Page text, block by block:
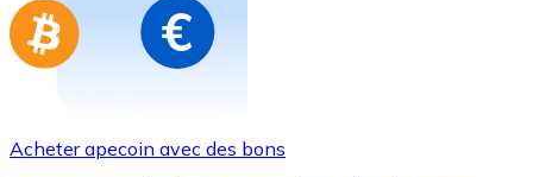
Acheter apecoin avec des bons